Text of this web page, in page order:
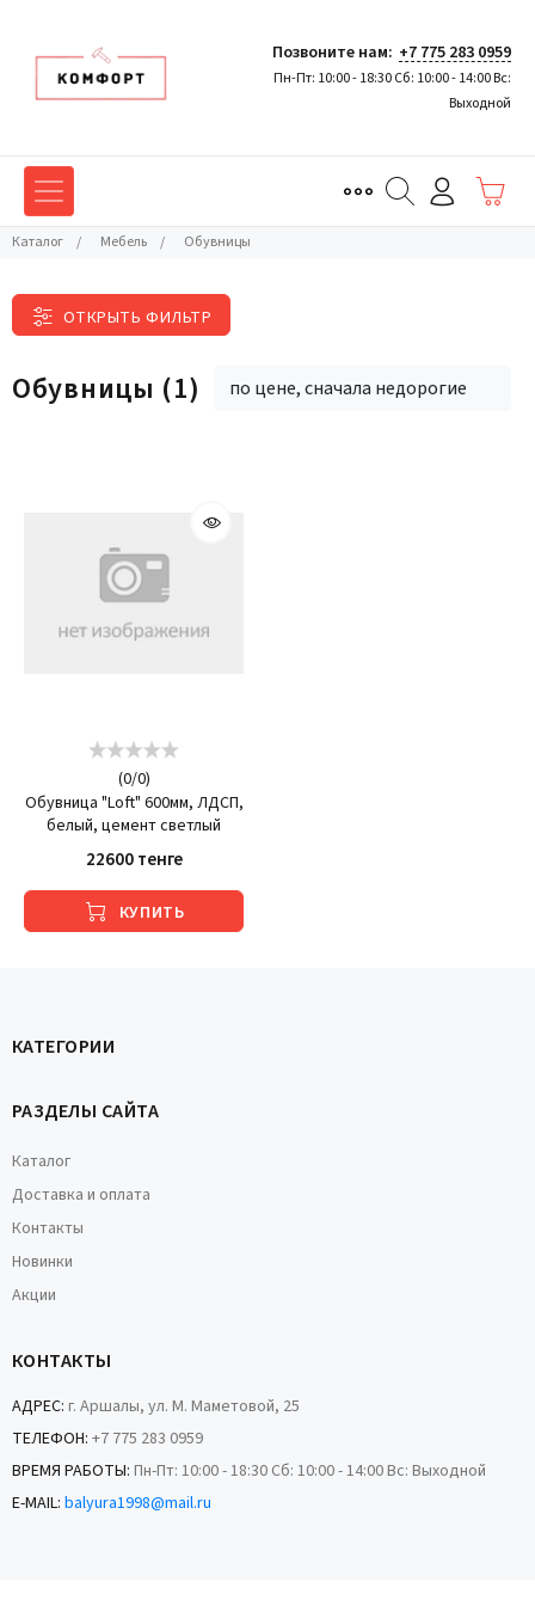
Позвоните нам: +7 775 283 0959
Пн-Пт: 10:00 - 18:30 Сб: 10:00 - 14:00 Вс:
Выходной
Каталог / Мебель / Обувницы
ОТКРЫТЬ ФИЛЬТР
Обувницы (1) по цене, сначала недорогие
(0/0)
Обувница "Loft" 600мм, ЛДСП,
белый, цемент светлый
22600 тенге
КУПИТЬ
КАТЕГОРИИ
РАЗДЕЛЫ САЙТА
Каталог
Доставка и оплата
Контакты
Новинки
Акции
КОНТАКТЫ
АДРЕС: г. Аршалы, ул. М. Маметовой, 25
ТЕЛЕФОН: +7 775 283 0959
ВРЕМЯ РАБОТЫ: Пн-Пт: 10:00 - 18:30 Сб: 10:00 - 14:00 Вс: Выходной
E-MAIL: balyura1998@mail.ru